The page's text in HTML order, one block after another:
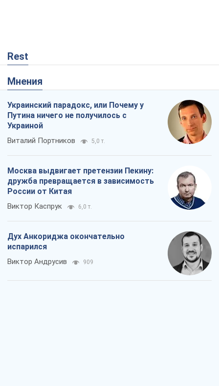
Rest
Мнения
Украинский парадокс, или Почему у
Путина ничего не получилось с
Украиной
Виталий Портников 5,0 т.
Москва выдвигает претензии Пекину:
дружба превращается в зависимость
России от Китая
Виктор Каспрук 6,0 т.
Дух Анкориджа окончательно
испарился
Виктор Андрусив 909